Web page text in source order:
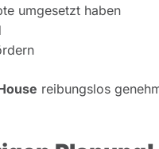
umgesetzt haben
reibungslos